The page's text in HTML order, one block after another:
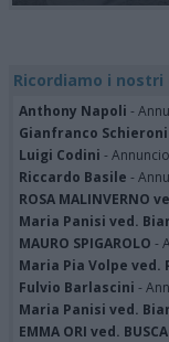
Ricordiamo i nostri
Anthony Napoli -
Gianfranco
Luigi Codini -
Riccardo Basile -
ROSA MALINVERNO
Maria Panisi ved.
MAURO SPIGAROLO -
Maria Pia Volpe ved.
Fulvio Barlascini -
Maria Panisi ved.
EMMA ORI ved.